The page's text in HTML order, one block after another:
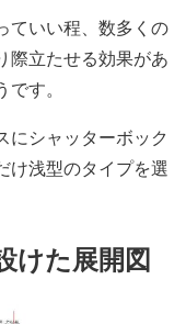
ていい程、数多くの
際立たせる効果があ
す。
にシャッターボック
け浅型のタイプを選
けた展開図